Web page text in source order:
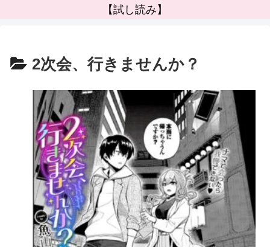
【試し読み】
2次会、行きませんか？